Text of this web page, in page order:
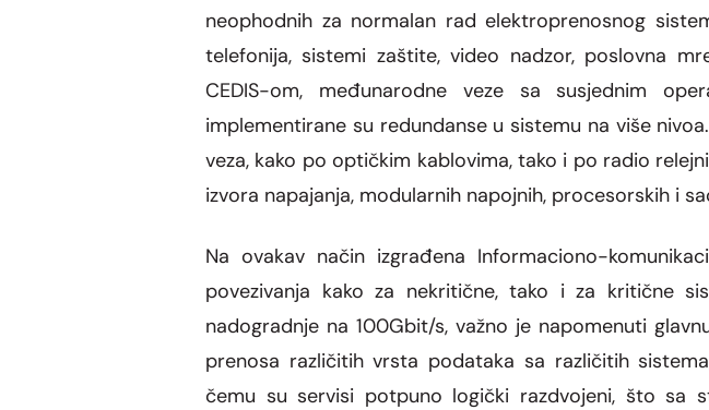
neophodnih za normalan rad elektroprenosnog
telefonija, sistemi zaštite, video nadzor, poslovna
CEDIS-om, međunarodne veze sa susjednim
implementirane su redundanse u sistemu na više
veza, kako po optičkim kablovima, tako i po radio
izvora napajanja, modularnih napojnih, procesorskih i
Na ovakav način izgrađena Informaciono-
povezivanja kako za nekritične, tako i za kritične
nadogradnje na 100Gbit/s, važno je napomenuti
prenosa različitih vrsta podataka sa različitih
čemu su servisi potpuno logički razdvojeni, što sa